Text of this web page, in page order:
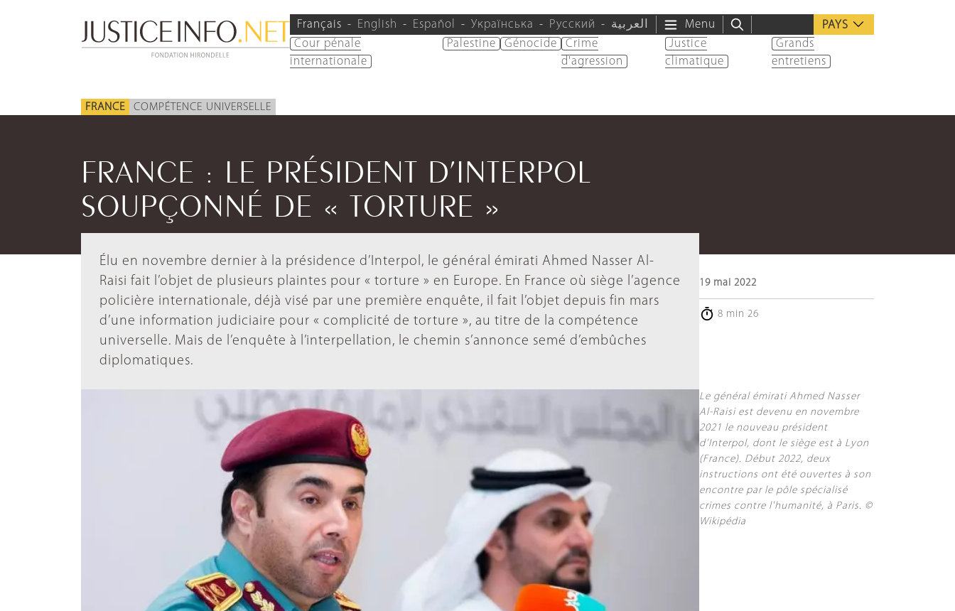
Français English Español Українська Русский العربية Menu
PAYS
Cour pénale
internationale
Palestine Génocide
Crime
d'agression
Justice
climatique
Grands
entretiens
FRANCE COMPÉTENCE UNIVERSELLE
FRANCE : LE PRÉSIDENT D’INTERPOL
SOUPÇONNÉ DE « TORTURE »
Élu en novembre dernier à la présidence d’Interpol, le général émirati Ahmed Nasser Al-
Raisi fait l’objet de plusieurs plaintes pour « torture » en Europe. En France où siège l’agence
policière internationale, déjà visé par une première enquête, il fait l’objet depuis fin mars
d’une information judiciaire pour « complicité de torture », au titre de la compétence
universelle. Mais de l’enquête à l’interpellation, le chemin s’annonce semé d’embûches
diplomatiques.
19 mai 2022
8 min 26
Le général émirati Ahmed Nasser
Al-Raisi est devenu en novembre
2021 le nouveau président
d’Interpol, dont le siège est à Lyon
(France). Début 2022, deux
instructions ont été ouvertes à son
encontre par le pôle spécialisé
crimes contre l'humanité, à Paris. ©
Wikipédia